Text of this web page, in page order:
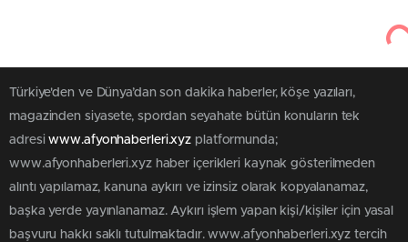
Türkiye'den ve Dünya’dan son dakika haberler, köşe yazıları,
magazinden siyasete, spordan seyahate bütün konuların tek
adresiwww.afyonhaberleri.xyz platformunda;
www.afyonhaberleri.xyz haber içerikleri kaynak gösterilmeden
alıntı yapılamaz, kanuna aykırı ve izinsiz olarak kopyalanamaz,
başka yerde yayınlanamaz. Aykırı işlem yapan kişi/kişiler için yasal
başvuru hakkı saklı tutulmaktadır. www.afyonhaberleri.xyz tercih